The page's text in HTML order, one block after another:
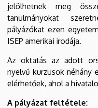
jelölhetnek meg
tanulmányokat
pályázókat ezen
ISEP amerikai irodája.
Az oktatás az adott
nyelvű kurzusok néhány
elérhetőek, ahol a
A pályázat feltétele: